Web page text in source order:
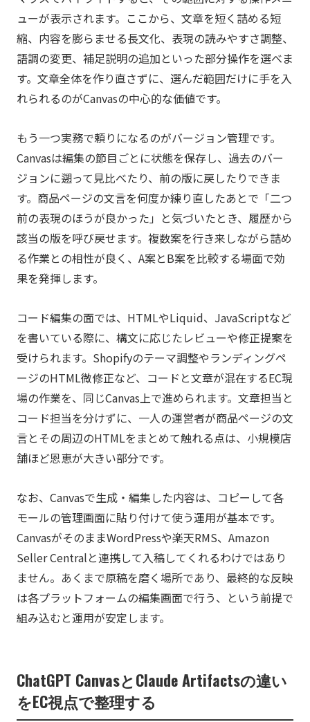
ューが表示されます。ここから、文章を短く詰める短
縮、内容を膨らませる長文化、表現の読みやすさ調整、
語調の変更、補足説明の追加といった部分操作を選べま
す。文章全体を作り直さずに、選んだ範囲だけに手を入
れられるのがCanvasの中心的な価値です。
もう一つ実務で頼りになるのがバージョン管理です。
Canvasは編集の節目ごとに状態を保存し、過去のバー
ジョンに遡って見比べたり、前の版に戻したりできま
す。商品ページの文言を何度か練り直したあとで「二つ
前の表現のほうが良かった」と気づいたとき、履歴から
該当の版を呼び戻せます。複数案を行き来しながら詰め
る作業との相性が良く、A案とB案を比較する場面で効
果を発揮します。
コード編集の面では、HTMLやLiquid、JavaScriptなど
を書いている際に、構文に応じたレビューや修正提案を
受けられます。Shopifyのテーマ調整やランディングペ
ージのHTML微修正など、コードと文章が混在するEC現
場の作業を、同じCanvas上で進められます。文章担当と
コード担当を分けずに、一人の運営者が商品ページの文
言とその周辺のHTMLをまとめて触れる点は、小規模店
舗ほど恩恵が大きい部分です。
なお、Canvasで生成・編集した内容は、コピーして各
モールの管理画面に貼り付けて使う運用が基本です。
CanvasがそのままWordPressや楽天RMS、Amazon
Seller Centralと連携して入稿してくれるわけではあり
ません。あくまで原稿を磨く場所であり、最終的な反映
は各プラットフォームの編集画面で行う、という前提で
組み込むと運用が安定します。
ChatGPT CanvasとClaude Artifactsの違い
をEC視点で整理する